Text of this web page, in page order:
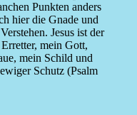
Punkten anders
hier die Gnade und
Jesus ist der
mein Gott,
mein Schild und
Schutz (Psalm